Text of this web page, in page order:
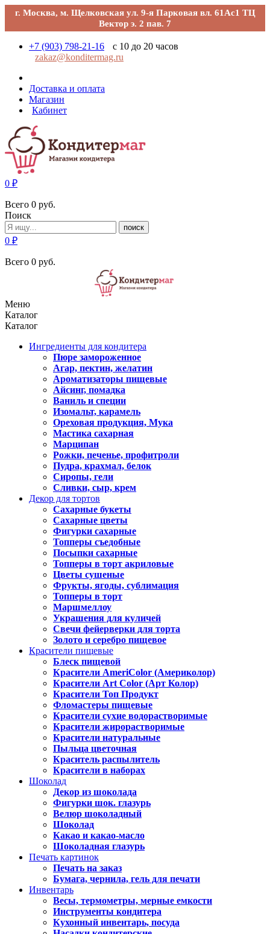
г. Москва, м. Щелковская ул. 9-я Парковая вл. 61Ас1 ТЦ
Вектор э. 2 пав. 7
+7 (903) 798-21-16
с 10 до 20 часов
zakaz@konditermag.ru
Доставка и оплата
Магазин
Кабинет
0 ₽
Всего 0 руб.
Поиск
поиск
0 ₽
Всего 0 руб.
Меню
Каталог
Каталог
Ингредиенты для кондитера
Пюре замороженное
Агар, пектин, желатин
Ароматизаторы пищевые
Айсинг, помадка
Ваниль и специи
Изомальт, карамель
Ореховая продукция, Мука
Мастика сахарная
Марципан
Рожки, печенье, профитроли
Пудра, крахмал, белок
Сиропы, гели
Сливки, сыр, крем
Декор для тортов
Сахарные букеты
Сахарные цветы
Фигурки сахарные
Топперы съедобные
Посыпки сахарные
Топперы в торт акриловые
Цветы сушеные
Фрукты, ягоды, сублимация
Топперы в торт
Маршмеллоу
Украшения для куличей
Свечи фейерверки для торта
Золото и серебро пищевое
Красители пищевые
Блеск пищевой
Красители AmeriColor (Америколор)
Красители Art Color (Арт Колор)
Красители Топ Продукт
Фломастеры пищевые
Красители сухие водорастворимые
Красители жирорастворимые
Красители натуральные
Пыльца цветочная
Краситель распылитель
Красители в наборах
Шоколад
Декор из шоколада
Фигурки шок. глазурь
Велюр шоколадный
Шоколад
Какао и какао-масло
Шоколадная глазурь
Печать картинок
Печать на заказ
Бумага, чернила, гель для печати
Инвентарь
Весы, термометры, мерные емкости
Инструменты кондитера
Кухонный инвентарь, посуда